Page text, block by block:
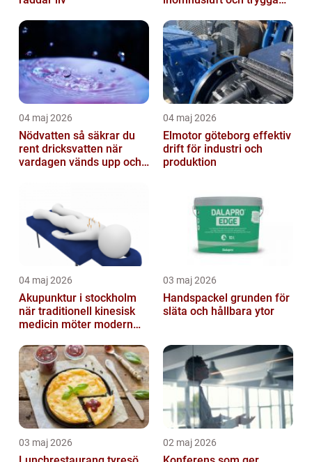
04 maj 2026
Nödvatten så säkrar du
rent dricksvatten när
vardagen vänds upp och
04 maj 2026
Elmotor göteborg effektiv
drift för industri och
produktion
04 maj 2026
Akupunktur i stockholm
när traditionell kinesisk
medicin möter modern
03 maj 2026
Handspackel grunden för
släta och hållbara ytor
03 maj 2026 02 maj 2026